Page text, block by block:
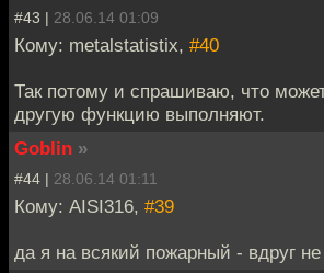
#43 | 28.06.14 01:09
Кому: metalstatistix, #40
Так потому и спрашиваю, что
другую функцию выполняют.
Goblin »
#44 | 28.06.14 01:11
Кому: AISI316, #39
да я на всякий пожарный - вдруг